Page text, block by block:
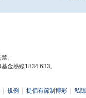
。
金熱線1834 633。
規例 提倡有節制博彩 私